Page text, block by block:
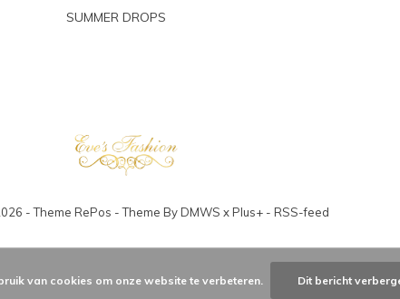
SUMMER DROPS
- Theme RePos - Theme ByDMWS xPlus+ - RSS-feed
van cookies om onze website te verbeteren. Dit bericht